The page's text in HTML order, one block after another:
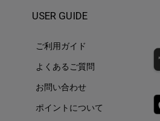
USER GUIDE
ご利用ガイド
よくあるご質問
お問い合わせ
ポイントについて